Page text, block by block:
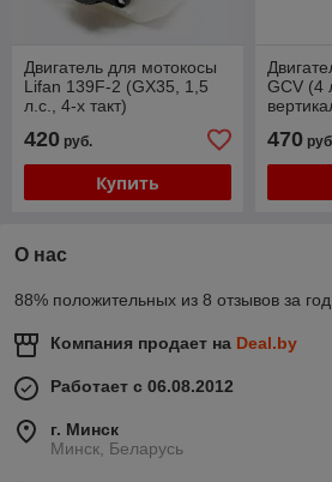
Двигатель для мотокосы
Lifan 139F-2 (GX35, 1,5
л.с., 4-х такт)
420 руб.
Купить
GCV (4
470
О нас
88% положительных из 8 отзывов за год
Компания продает на Deal.by
Работает с 06.08.2012
г. Минск
Минск, Беларусь